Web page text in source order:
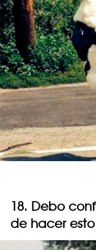
18. Debo
de hacer esto